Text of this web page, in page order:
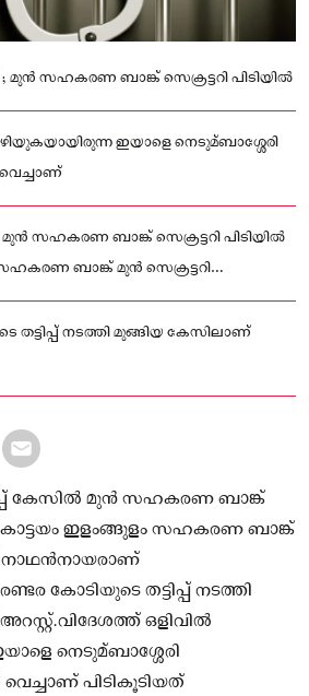
; മുൻ സഹകരണ ബാങ്ക് സെക്രട്ടറി പിടിയിൽ
ഇയാളെ നെടുമ്ബാശ്ശേരി
മുൻ സഹകരണ ബാങ്ക് സെക്രട്ടറി പിടിയിൽ
ബാങ്ക് മുൻ സെക്രട്ടറി
തട്ടിപ്പ് നടത്തി മുങ്ങിയ കേസിലാണ്
കേസിൽ മുൻ സഹകരണ ബാങ്ക്
കോട്ടയം ഇളംങ്ങുളം സഹകരണ ബാങ്ക്
കോടിയുടെ തട്ടിപ്പ് നടത്തി
ഒളിവിൽ
നെടുമ്ബാശ്ശേരി
പിടികൂടിയത്